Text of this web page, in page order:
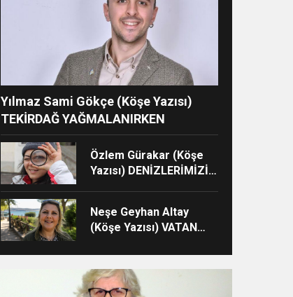
Yılmaz Sami Gökçe (Köşe Yazısı)
TEKİRDAĞ YAĞMALANIRKEN
Özlem Gürakar (Köşe
Yazısı) DENİZLERİMİZİN
Neşe Geyhan Altay
(Köşe Yazısı) VATAN